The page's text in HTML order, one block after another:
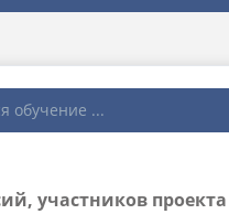
обучение ...
участников